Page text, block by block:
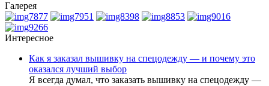
Галерея
Интересное
Как я заказал вышивку на спецодежду — и почему это
оказался лучший выбор
Я всегда думал, что заказать вышивку на спецодежду —